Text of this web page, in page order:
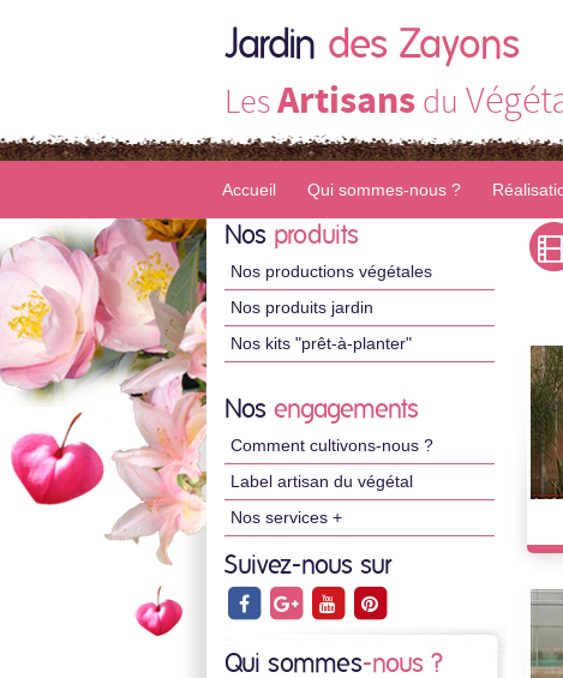
Jardin des Zayons
LesArtisans du
Accueil Qui sommes-nous ?
Nos produits
Nos productions végétales
Nos produits jardin
Nos kits "prêt-à-planter"
Nos engagements
Comment cultivons-nous ?
Label artisan du végétal
Nos services +
Suivez-nous sur
Qui sommes-nous ?